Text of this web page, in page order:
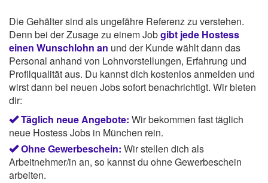
Die Gehälter sind als ungefähre Referenz zu verstehen.
Denn bei der Zusage zu einem Jobgibt jede Hostess
einen Wunschlohn an und der Kunde wählt dann das
Personal anhand von Lohnvorstellungen, Erfahrung und
Profilqualität aus. Du kannst dich kostenlos anmelden und
wirst dann bei neuen Jobs sofort benachrichtigt. Wir bieten
dir:
Täglich neue Angebote: Wir bekommen fast täglich
neue Hostess Jobs in München rein.
Ohne Gewerbeschein: Wir stellen dich als
Arbeitnehmer/in an, so kannst du ohne Gewerbeschein
arbeiten.